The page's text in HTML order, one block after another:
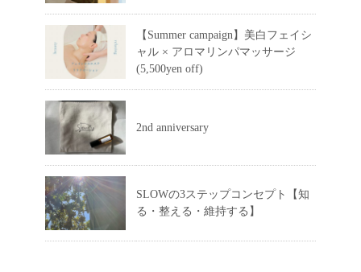
【Summer campaign】美白フェイシ
ャル × アロマリンパマッサージ
(5,500yen off)
2nd anniversary
SLOWの3ステップコンセプト【知
る・整える・維持する】